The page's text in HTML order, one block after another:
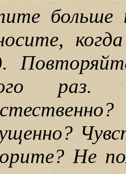
больше
раз.
Не